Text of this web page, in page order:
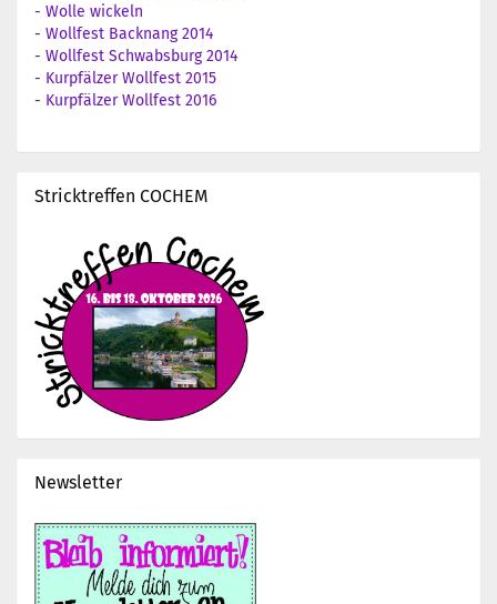
- Wolle wickeln
- Wollfest Backnang 2014
- Wollfest Schwabsburg 2014
- Kurpfälzer Wollfest 2015
- Kurpfälzer Wollfest 2016
Stricktreffen COCHEM
Newsletter